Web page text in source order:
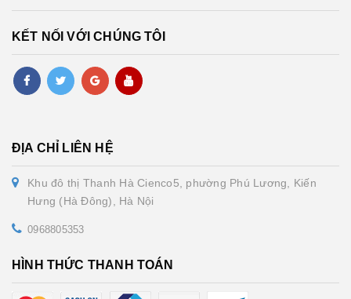
KẾT NỐI VỚI CHÚNG TÔI
ĐỊA CHỈ LIÊN HỆ
Khu đô thị Thanh Hà Cienco5, phường Phú Lương, Kiến
Hưng (Hà Đông), Hà Nội
0968805353
HÌNH THỨC THANH TOÁN